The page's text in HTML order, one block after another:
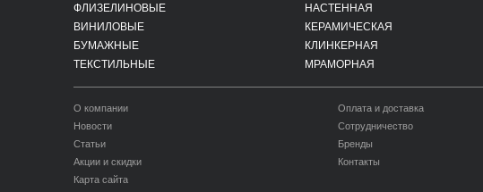
ФЛИЗЕЛИНОВЫЕ
ВИНИЛОВЫЕ
БУМАЖНЫЕ
ТЕКСТИЛЬНЫЕ
НАСТЕННАЯ
КЕРАМИЧЕСКАЯ
КЛИНКЕРНАЯ
МРАМОРНАЯ
О компании
Новости
Статьи
Акции и скидки
Карта сайта
Оплата и доставка
Сотрудничество
Бренды
Контакты